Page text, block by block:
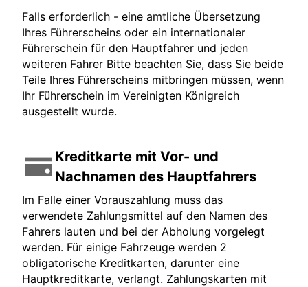
Falls erforderlich - eine amtliche Übersetzung
Ihres Führerscheins oder ein internationaler
Führerschein für den Hauptfahrer und jeden
weiteren Fahrer Bitte beachten Sie, dass Sie beide
Teile Ihres Führerscheins mitbringen müssen, wenn
Ihr Führerschein im Vereinigten Königreich
ausgestellt wurde.
Kreditkarte mit Vor- und
Nachnamen des Hauptfahrers
Im Falle einer Vorauszahlung muss das
verwendete Zahlungsmittel auf den Namen des
Fahrers lauten und bei der Abholung vorgelegt
werden. Für einige Fahrzeuge werden 2
obligatorische Kreditkarten, darunter eine
Hauptkreditkarte, verlangt. Zahlungskarten mit